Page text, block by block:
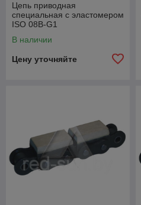
Цепь приводная
специальная с эластомером
ISO 08B-G1
В наличии
Цену уточняйте